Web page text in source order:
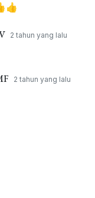
2 tahun yang lalu
2 tahun yang lalu